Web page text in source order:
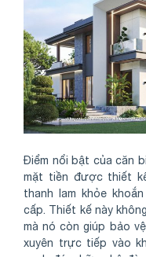
Điểm nổi bật của căn
mặt tiền được thiết
thanh lam khỏe
cấp. Thiết kế này
mà nó còn giúp bảo
xuyên trực tiếp vào